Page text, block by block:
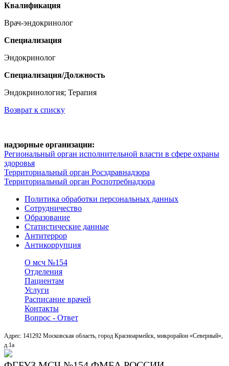
Квалификация
Врач-эндокринолог
Специализация
Эндокринолог
Специализация/Должность
Эндокринология; Терапия
Возврат к списку
надзорные организации:
Региональный орган исполнительной власти в сфере охраны
здоровья
Территориальный орган Росздравнадзора
Территориальный орган Роспотребнадзора
Политика обработки персональных данных
Сотрудничество
Образование
Статистические данные
Антитеррор
Антикоррупция
О мсч №154
Отделения
Пациентам
Услуги
Расписание врачей
Контакты
Вопрос - Ответ
Адрес: 141292 Московская область, город Красноармейск, микрорайон «Северный»,
д.1a